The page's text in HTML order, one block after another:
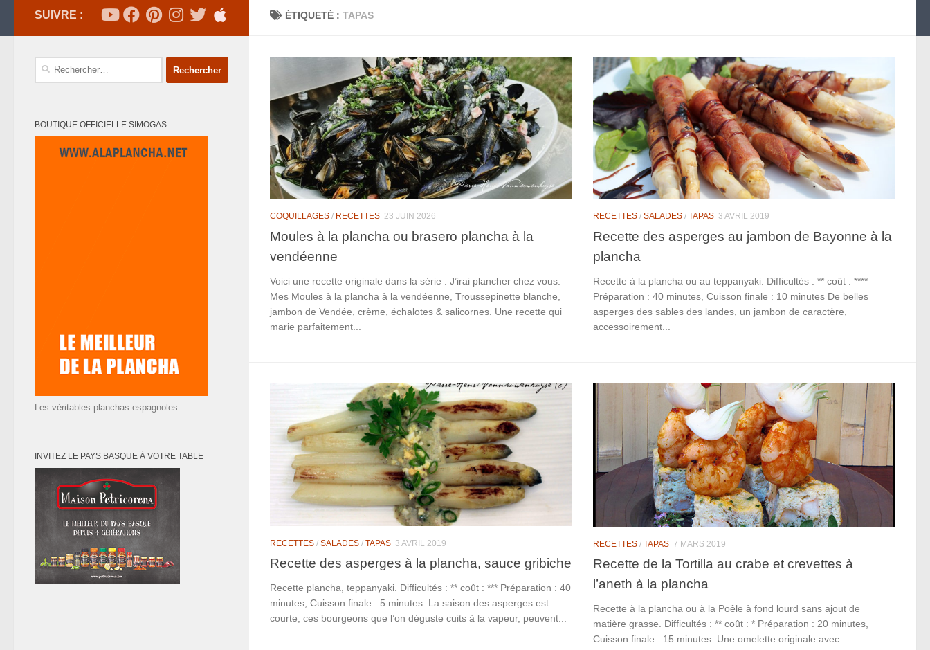
ÉTIQUETÉ :TAPAS
COQUILLAGES / RECETTES 23 JUIN 2026
Moules à la plancha ou brasero plancha à la
vendéenne
Voici une recette originale dans la série : J’irai plancher chez vous.
Mes Moules à la plancha à la vendéenne, Troussepinette blanche,
jambon de Vendée, crème, échalotes & salicornes. Une recette qui
marie parfaitement...
RECETTES / SALADES / TAPAS 3 AVRIL 2019
Recette des asperges au jambon de Bayonne à la
plancha
Recette à la plancha ou au teppanyaki. Difficultés : ** coût : ****
Préparation : 40 minutes, Cuisson finale : 10 minutes De belles
asperges des sables des landes, un jambon de caractère,
accessoirement...
RECETTES / SALADES / TAPAS 3 AVRIL 2019
Recette des asperges à la plancha, sauce gribiche
Recette plancha, teppanyaki. Difficultés : ** coût : *** Préparation : 40
minutes, Cuisson finale : 5 minutes. La saison des asperges est
courte, ces bourgeons que l’on déguste cuits à la vapeur, peuvent...
RECETTES / TAPAS 7 MARS 2019
Recette de la Tortilla au crabe et crevettes à
l’aneth à la plancha
Recette à la plancha ou à la Poêle à fond lourd sans ajout de
matière grasse. Difficultés : ** coût : * Préparation : 20 minutes,
Cuisson finale : 15 minutes. Une omelette originale avec...
SUIVRE :
Rechercher :
BOUTIQUE OFFICIELLE SIMOGAS
Les véritables planchas espagnoles
INVITEZ LE PAYS BASQUE À VOTRE TABLE